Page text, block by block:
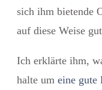
sich ihm bietende
auf diese Weise
Ich erklärte ihm,
halte um eine gute